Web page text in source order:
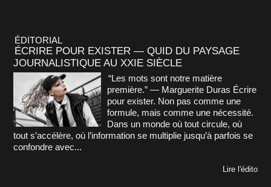
ÉDITORIAL
ÉCRIRE POUR EXISTER — QUID DU PAYSAGE
JOURNALISTIQUE AU XXIE SIÈCLE
“Les mots sont notre matière
première.” — Marguerite Duras Écrire
pour exister. Non pas comme une
formule, mais comme une nécessité.
Dans un monde où tout circule, où
tout s’accélère, où l’information se multiplie jusqu’à parfois se
confondre avec...
Lire l'édito